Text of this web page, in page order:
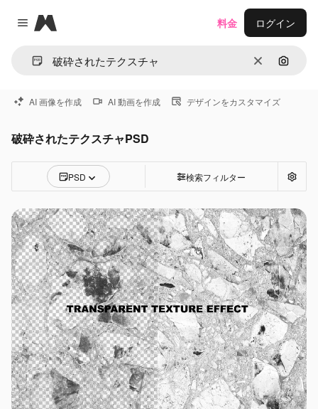
Close menu
Magnific
消去 画像で
料金 ログイン
AI 画像を作成 AI 動画を作成 デザインをカスタマイズ
破砕されたテクスチャPSD
PSD 検索フィルター